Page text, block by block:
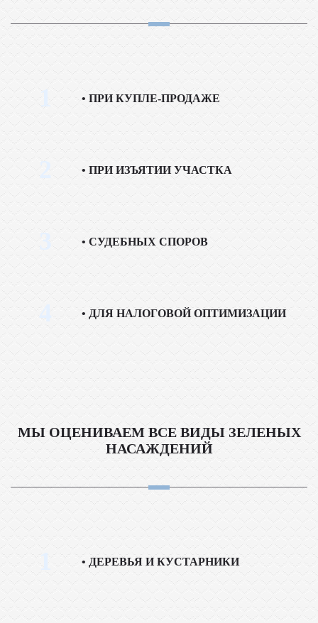
1 ПРИ КУПЛЕ-ПРОДАЖЕ
2 ПРИ ИЗЪЯТИИ УЧАСТКА
3 СУДЕБНЫХ СПОРОВ
4 ДЛЯ НАЛОГОВОЙ ОПТИМИЗАЦИИ
МЫ ОЦЕНИВАЕМ ВСЕ ВИДЫ ЗЕЛЕНЫХ
НАСАЖДЕНИЙ
1 ДЕРЕВЬЯ И КУСТАРНИКИ